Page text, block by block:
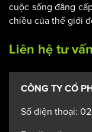
cuộc sống đẳng
chiều của thế giới
Liên hệ tư
CÔNG TY CỔ
Số điện thoại: